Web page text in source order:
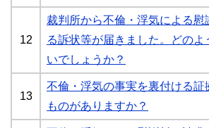
12
裁判所から不倫・浮気による慰
る訴状等が届きました。どのよ
いでしょうか？
13
不倫・浮気の事実を裏付ける証
ものがありますか？